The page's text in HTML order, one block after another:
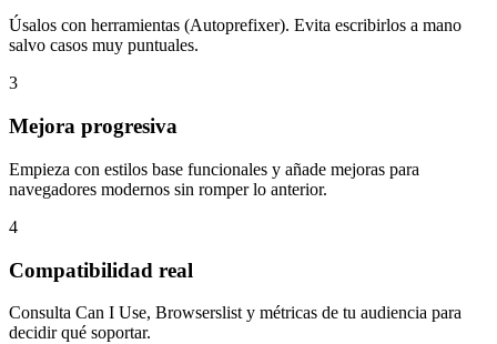
Úsalos con herramientas (Autoprefixer). Evita escribirlos a mano
salvo casos muy puntuales.
3
Mejora progresiva
Empieza con estilos base funcionales y añade mejoras para
navegadores modernos sin romper lo anterior.
4
Compatibilidad real
Consulta Can I Use, Browserslist y métricas de tu audiencia para
decidir qué soportar.